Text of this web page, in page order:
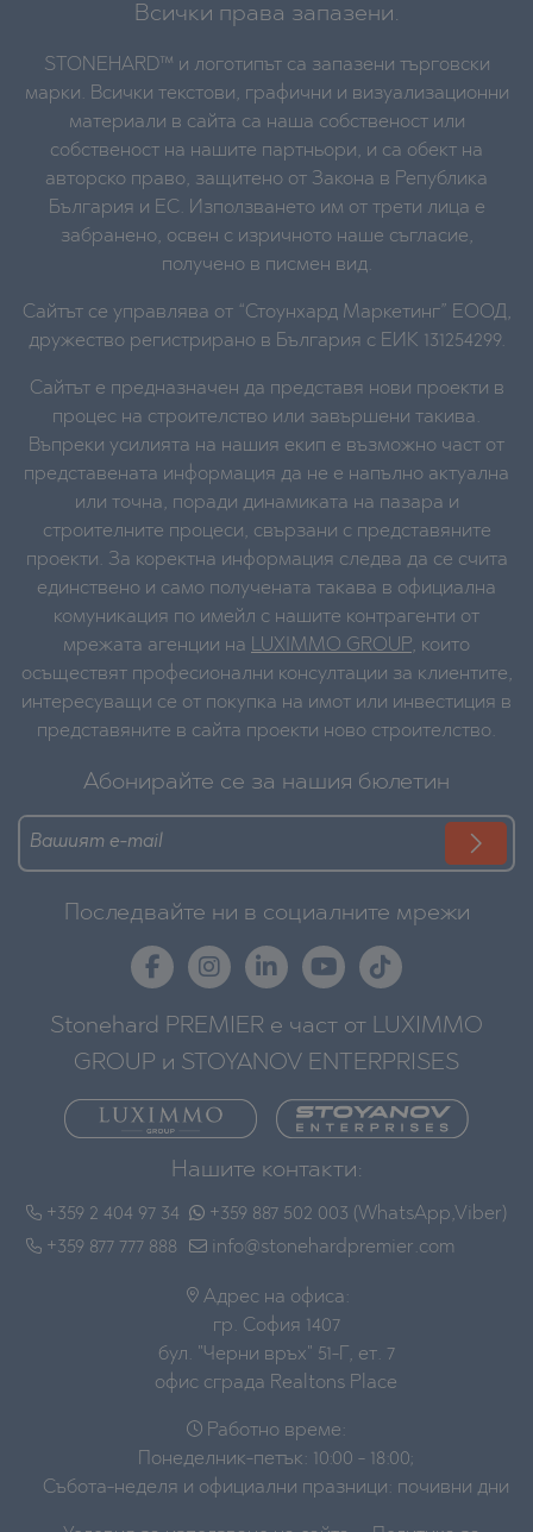
Всички права запазени.
STONEHARD™ и логотипът са запазени търговски
марки. Всички текстови, графични и визуализационни
материали в сайта са наша собственост или
собственост на нашите партньори, и са обект на
авторско право, защитено от Закона в Република
България и ЕС. Използването им от трети лица е
забранено, освен с изричното наше съгласие,
получено в писмен вид.
Сайтът се управлява от “Стоунхард Маркетинг” ЕООД,
дружество регистрирано в България с ЕИК 131254299.
Сайтът е предназначен да представя нови проекти в
процес на строителство или завършени такива.
Въпреки усилията на нашия екип е възможно част от
представената информация да не е напълно актуална
или точна, поради динамиката на пазара и
строителните процеси, свързани с представяните
проекти. За коректна информация следва да се счита
единствено и само получената такава в официална
комуникация по имейл с нашите контрагенти от
мрежата агенции на LUXIMMO GROUP, които
осъществят професионални консултации за клиентите,
интересуващи се от покупка на имот или инвестиция в
представяните в сайта проекти ново строителство.
Абонирайте се за нашия бюлетин
Последвайте ни в социалните мрежи
Stonehard PREMIER е част от LUXIMMO
GROUP и STOYANOV ENTERPRISES
Нашите контакти:
+359 2 404 97 34
+359 877 777 888
+359 887 502 003 (WhatsApp,Viber)
info@stonehardpremier.com
Адрес на офиса:
гр. София 1407
бул. "Черни връх" 51-Г, ет. 7
офис сграда Realtons Place
Работно време:
Понеделник-петък: 10:00 - 18:00;
Събота-неделя и официални празници: почивни дни